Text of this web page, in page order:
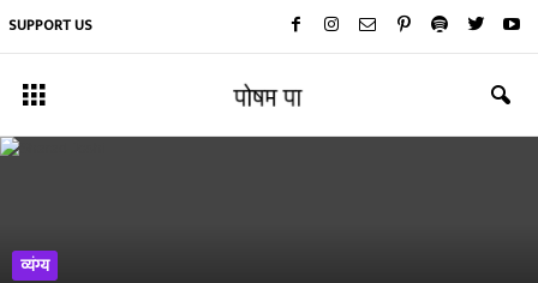
SUPPORT US
व्यंग्य